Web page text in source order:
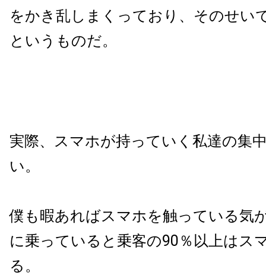
をかき乱しまくっており、そのせい
というものだ。
実際、スマホが持っていく私達の集
い。
僕も暇あればスマホを触っている気
に乗っていると乗客の90％以上はス
る。